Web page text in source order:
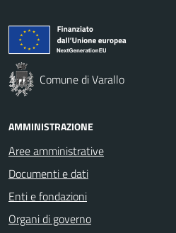
Comune di Varallo
AMMINISTRAZIONE
Aree amministrative
Documenti e dati
Enti e fondazioni
Organi di governo